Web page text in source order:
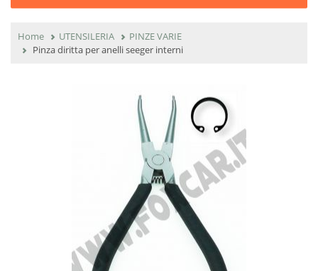
Home UTENSILERIA
PINZE VARIE
Pinza diritta per anelli seeger interni